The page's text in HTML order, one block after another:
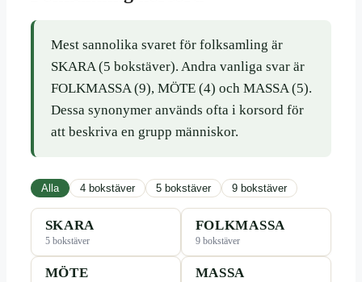
Mest sannolika svaret för folksamling är
SKARA (5 bokstäver). Andra vanliga svar är
FOLKMASSA (9), MÖTE (4) och MASSA (5).
Dessa synonymer används ofta i korsord för
att beskriva en grupp människor.
Alla 4 bokstäver 5 bokstäver 9 bokstäver
SKARA
5 bokstäver
FOLKMASSA
9 bokstäver
MÖTE MASSA